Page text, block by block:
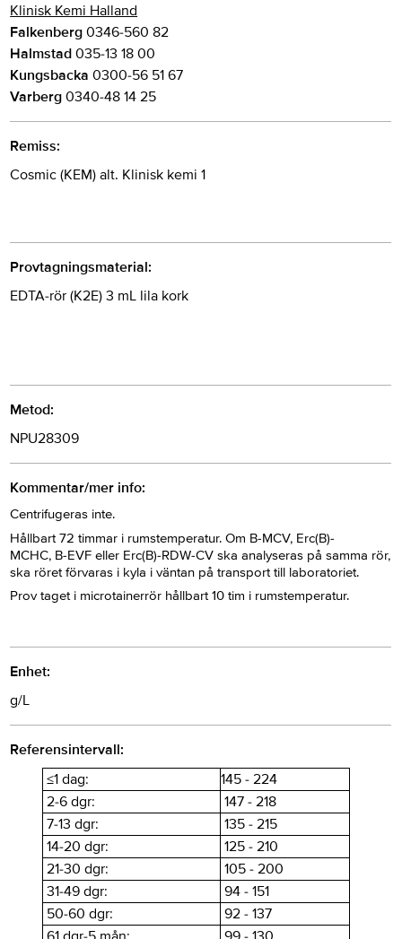
Klinisk Kemi Halland
Falkenberg 0346-560 82
Halmstad 035-13 18 00
Kungsbacka 0300-56 51 67
Varberg 0340-48 14 25
Remiss:
Cosmic (KEM) alt. Klinisk kemi 1
Provtagningsmaterial:
EDTA-rör (K2E) 3 mL lila kork
Metod:
NPU28309
Kommentar/mer info:
Centrifugeras inte.
Hållbart 72 timmar i rumstemperatur. Om B-MCV, Erc(B)-
MCHC, B-EVF eller Erc(B)-RDW-CV ska analyseras på samma rör,
ska röret förvaras i kyla i väntan på transport till laboratoriet.
Prov taget i microtainerrör hållbart 10 tim i rumstemperatur.
Enhet:
g/L
Referensintervall:
≤1 dag:
145 - 224
2-6 dgr:
147 - 218
7-13 dgr:
135 - 215
14-20 dgr:
125 - 210
21-30 dgr:
105 - 200
31-49 dgr:
94 - 151
50-60 dgr:
92 - 137